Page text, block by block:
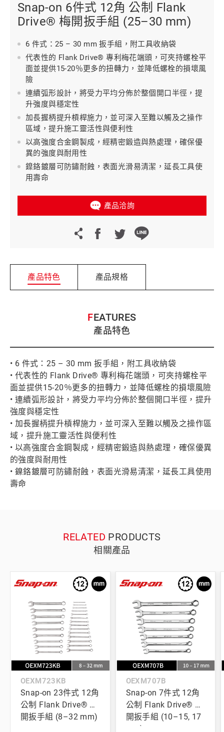
Snap-on 6件式 12角 公制 Flank
Drive® 梅開扳手組 (25–30 mm)
6 件式：25 – 30 mm 扳手組，附工具收納袋
代表性的 Flank Drive® 專利梅花端頭，可夾持螺栓平
面並提供15-20％更多的扭轉力，並降低螺栓的損壞風
險
連續弧形設計，將受力平均分佈於整個開口半徑，提
升強度與穩定性
加長握柄提升槓桿施力，並可深入至難以觸及之操作
區域，提升施工靈活性與便利性
以高強度合金鋼製成，經精密鍛造與熱處理，確保優
異的強度與耐用性
鎳鉻鍍層可防鏽耐蝕，表面光滑易清潔，延長工具使
用壽命
產品洽詢
產品特色 產品規格
FEATURES
產品特色
• 6 件式：25 – 30 mm 扳手組，附工具收納袋
• 代表性的 Flank Drive® 專利梅花端頭，可夾持螺栓平
面並提供15-20％更多的扭轉力，並降低螺栓的損壞風險
• 連續弧形設計，將受力平均分佈於整個開口半徑，提升
強度與穩定性
• 加長握柄提升槓桿施力，並可深入至難以觸及之操作區
域，提升施工靈活性與便利性
• 以高強度合金鋼製成，經精密鍛造與熱處理，確保優異
的強度與耐用性
• 鎳鉻鍍層可防鏽耐蝕，表面光滑易清潔，延長工具使用
壽命
RELATED PRODUCTS
相關產品
OEXM723KB
Snap-on 23件式 12角
公制 Flank Drive® 梅
開扳手組 (8–32 mm)
OEXM707B
Snap-on 7件式 12角
公制 Flank Drive® 梅
開扳手組 (10–15, 17
mm)